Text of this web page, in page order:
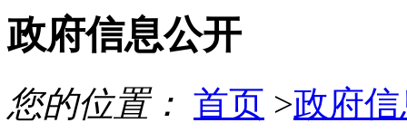
政府信息公开
您的位置： 首页 >政府